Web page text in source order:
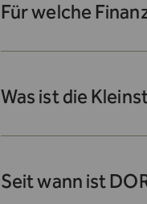
Für welche
Was ist die
Seit wann ist